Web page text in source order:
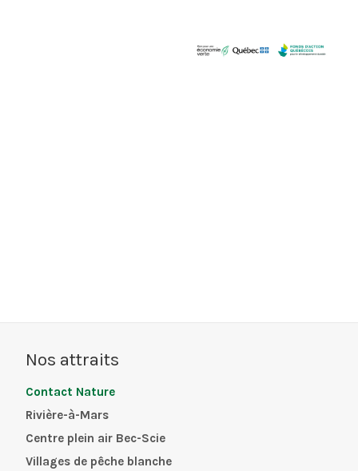
Nos attraits
Contact Nature
Rivière-à-Mars
Centre plein air Bec-Scie
Villages de pêche blanche